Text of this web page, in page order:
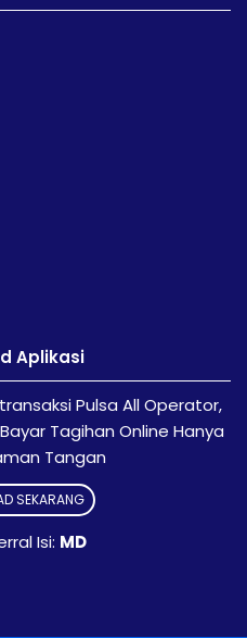
Aplikasi
Pulsa All Operator,
Tagihan Online Hanya
Tangan
SEKARANG
Isi: MD